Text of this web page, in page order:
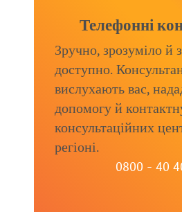
Телефонні
Зручно, зрозуміло й
доступно.
вислухають вас,
допомогу й
консультаційних
регіоні.
0800 - 40